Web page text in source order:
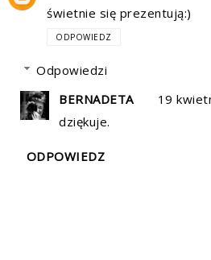
świetnie się prezentują:)
ODPOWIEDZ
Odpowiedzi
BERNADETA
19
dziękuje.
ODPOWIEDZ